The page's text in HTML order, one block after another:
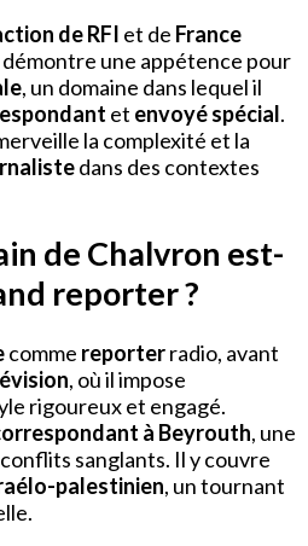
de RFI et de France
démontre une appétence pour
, un domaine dans lequel il
et envoyé spécial.
la complexité et la
dans des contextes
de Chalvron est-
reporter ?
comme reporterradio, avant
, où il impose
rigoureux et engagé.
à Beyrouth, une
sanglants. Il y couvre
palestinien, un tournant